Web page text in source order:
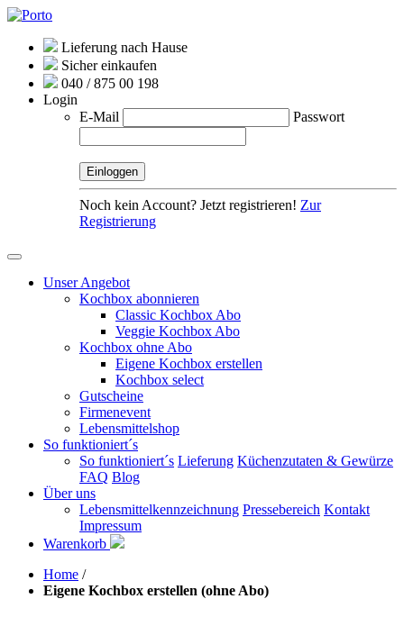
Lieferung nach Hause
Sicher einkaufen
040 / 875 00 198
Login
E-Mail
Passwort
Noch kein Account? Jetzt registrieren! Zur
Registrierung
Unser Angebot
Kochbox abonnieren
Classic Kochbox Abo
Veggie Kochbox Abo
Kochbox ohne Abo
Eigene Kochbox erstellen
Kochbox select
Gutscheine
Firmenevent
Lebensmittelshop
So funktioniert´s
So funktioniert´s Lieferung Küchenzutaten & Gewürze
FAQ Blog
Über uns
Lebensmittelkennzeichnung Pressebereich Kontakt
Impressum
Warenkorb
Home /
Eigene Kochbox erstellen (ohne Abo)